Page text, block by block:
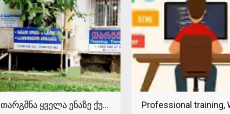
თარგმნა ყველა ენაზე ქუთაისში 598-37-96-93
Professional training,